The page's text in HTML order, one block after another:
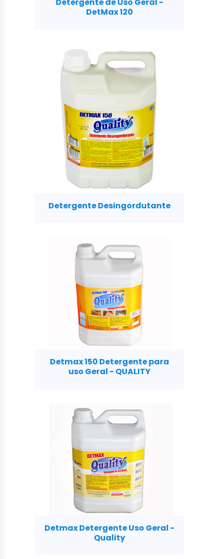
DetMax 120
Detergente Desingordutante
Detmax 150 Detergente para
uso Geral - QUALITY
Detmax Detergente Uso Geral -
Quality